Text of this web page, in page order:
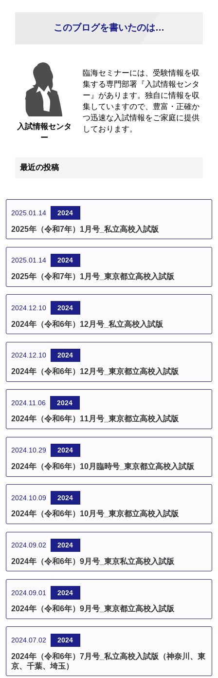
このブログを書いたのは…
入試情報センタ
ー
臨海セミナーには、受験情報を収
集する専門部署『入試情報センタ
ー』があります。独自に情報を収
集していますので、豊富・正確か
つ迅速な入試情報をご家庭に提供
しております。
最近の投稿
2025.01.14 2024
2025年（令和7年）1月号_私立高校入試版
2025.01.14 2024
2025年（令和7年）1月号_東京都立高校入試版
2024.12.10 2024
2024年（令和6年）12月号_私立高校入試版
2024.12.10 2024
2024年（令和6年）12月号_東京都立高校入試版
2024.11.06 2024
2024年（令和6年）11月号_東京都立高校入試版
2024.10.29 2024
2024年（令和6年）10月臨時号_東京都立高校入試版
2024.10.09 2024
2024年（令和6年）10月号_東京都立高校入試版
2024.09.02 2024
2024年（令和6年）9月号_東京私立高校入試版
2024.09.01 2024
2024年（令和6年）9月号_東京都立高校入試版
2024.07.02 2024
2024年（令和6年）7月号_私立高校入試版（神奈川、東
京、千葉、埼玉）